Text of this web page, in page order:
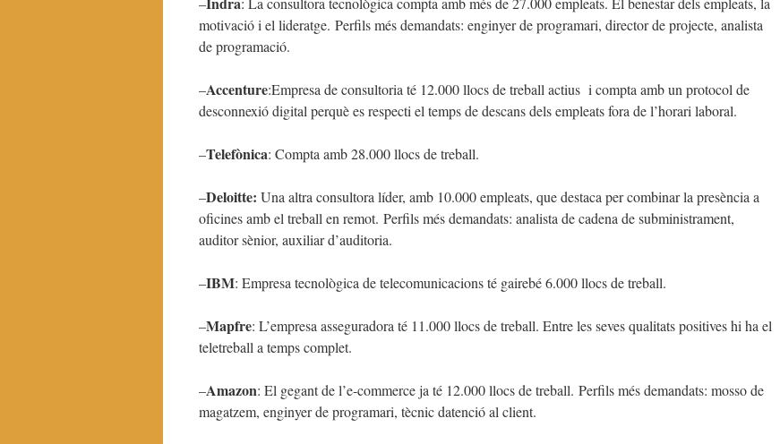
motivació i el lideratge. Perfils més demandats: enginyer de programari, director de projecte, analista
de programació.
–Accenture:Empresa de consultoria té 12.000 llocs de treball actius i compta amb un protocol de
desconnexió digital perquè es respecti el temps de descans dels empleats fora de l’horari laboral.
–Telefònica: Compta amb 28.000 llocs de treball.
–Deloitte: Una altra consultora líder, amb 10.000 empleats, que destaca per combinar la presència a
oficines amb el treball en remot. Perfils més demandats: analista de cadena de subministrament,
auditor sènior, auxiliar d’auditoria.
–IBM: Empresa tecnològica de telecomunicacions té gairebé 6.000 llocs de treball.
–Mapfre: L’empresa asseguradora té 11.000 llocs de treball. Entre les seves qualitats positives hi ha el
teletreball a temps complet.
–Amazon: El gegant de l’e-commerce ja té 12.000 llocs de treball. Perfils més demandats: mosso de
magatzem, enginyer de programari, tècnic datenció al client.